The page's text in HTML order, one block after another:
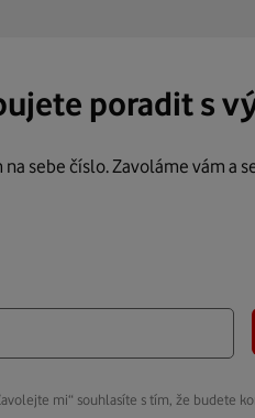
poradit s
sebe číslo. Zavoláme vám a
mi“ souhlasíte s tím, že budete